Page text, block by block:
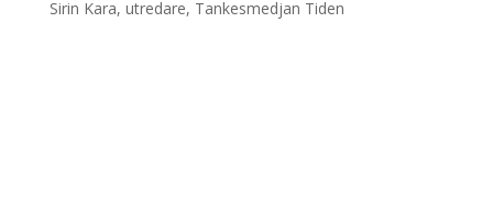
Sirin Kara, utredare, Tankesmedjan Tiden